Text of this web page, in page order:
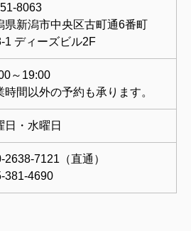
8063
県新潟市中央区古町通6番町
1 ディーズビル2F
～19:00
時間以外の予約も承ります。
日・水曜日
2638-7121（直通）
381-4690